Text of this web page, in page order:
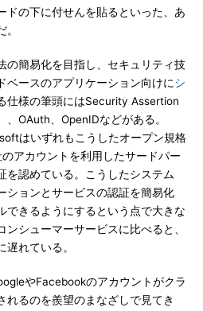
ドの下に付せんを貼るといった、あ
簡易化を目指し、セキュリティ技
ベースのアプリケーション向けにシ
仕様の筆頭にはSecurity Assertion
OAuth、OpenIDなどがある。
はいずれもこうしたオープン規格
アカウントを利用したサードパー
を認めている。こうしたシステム
ションとサービスの認証を簡易化
できるようにするという点で大きな
シューマーサービスに比べると、
れている。
やFacebookのアカウントがクラ
れるのを羨望のまなざしで見てき